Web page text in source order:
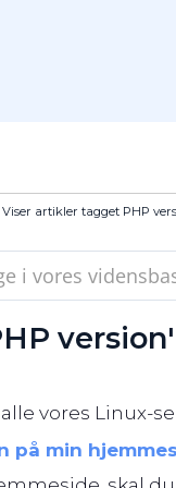
Viser artikler tagget PHP
version'
vores Linux-
på min